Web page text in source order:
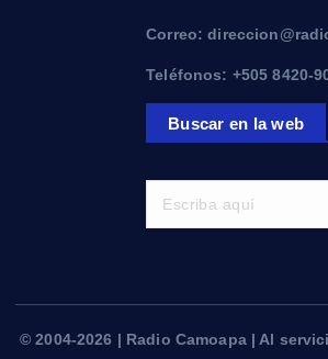
Correo:
Teléfonos: +505 8420-
Buscar en la web
© 2004-2026 | Radio Camoapa | Al